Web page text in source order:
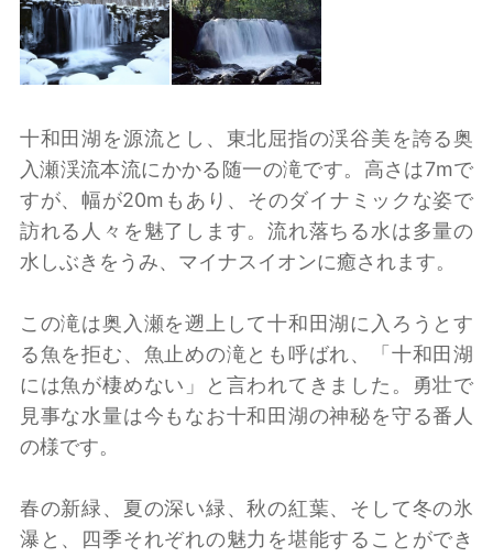
十和田湖を源流とし、東北屈指の渓谷美を誇る奥
入瀬渓流本流にかかる随一の滝です。高さは7mで
すが、幅が20mもあり、そのダイナミックな姿で
訪れる人々を魅了します。流れ落ちる水は多量の
水しぶきをうみ、マイナスイオンに癒されます。
この滝は奥入瀬を遡上して十和田湖に入ろうとす
る魚を拒む、魚止めの滝とも呼ばれ、「十和田湖
には魚が棲めない」と言われてきました。勇壮で
見事な水量は今もなお十和田湖の神秘を守る番人
の様です。
春の新緑、夏の深い緑、秋の紅葉、そして冬の氷
瀑と、四季それぞれの魅力を堪能することができ